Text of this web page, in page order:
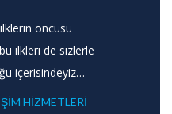
öncüsü
ilkleri de sizlerle
içerisindeyiz…
HİZMETLERİ